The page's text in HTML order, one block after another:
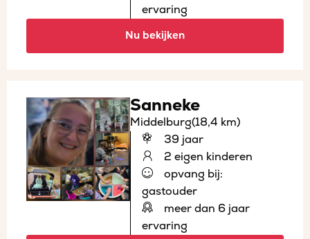
ervaring
Nu bekijken
Sanneke
Middelburg(18,4 km)
39 jaar
2 eigen kinderen
opvang bij:
gastouder
meer dan 6 jaar
ervaring